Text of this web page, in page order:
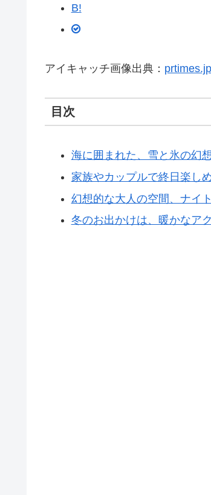
B!
アイキャッチ画像出典： prtimes.jp
目次
海に囲まれた、雪と氷の幻
家族やカップルで終日楽し
幻想的な大人の空間、ナイ
冬のお出かけは、暖かなア